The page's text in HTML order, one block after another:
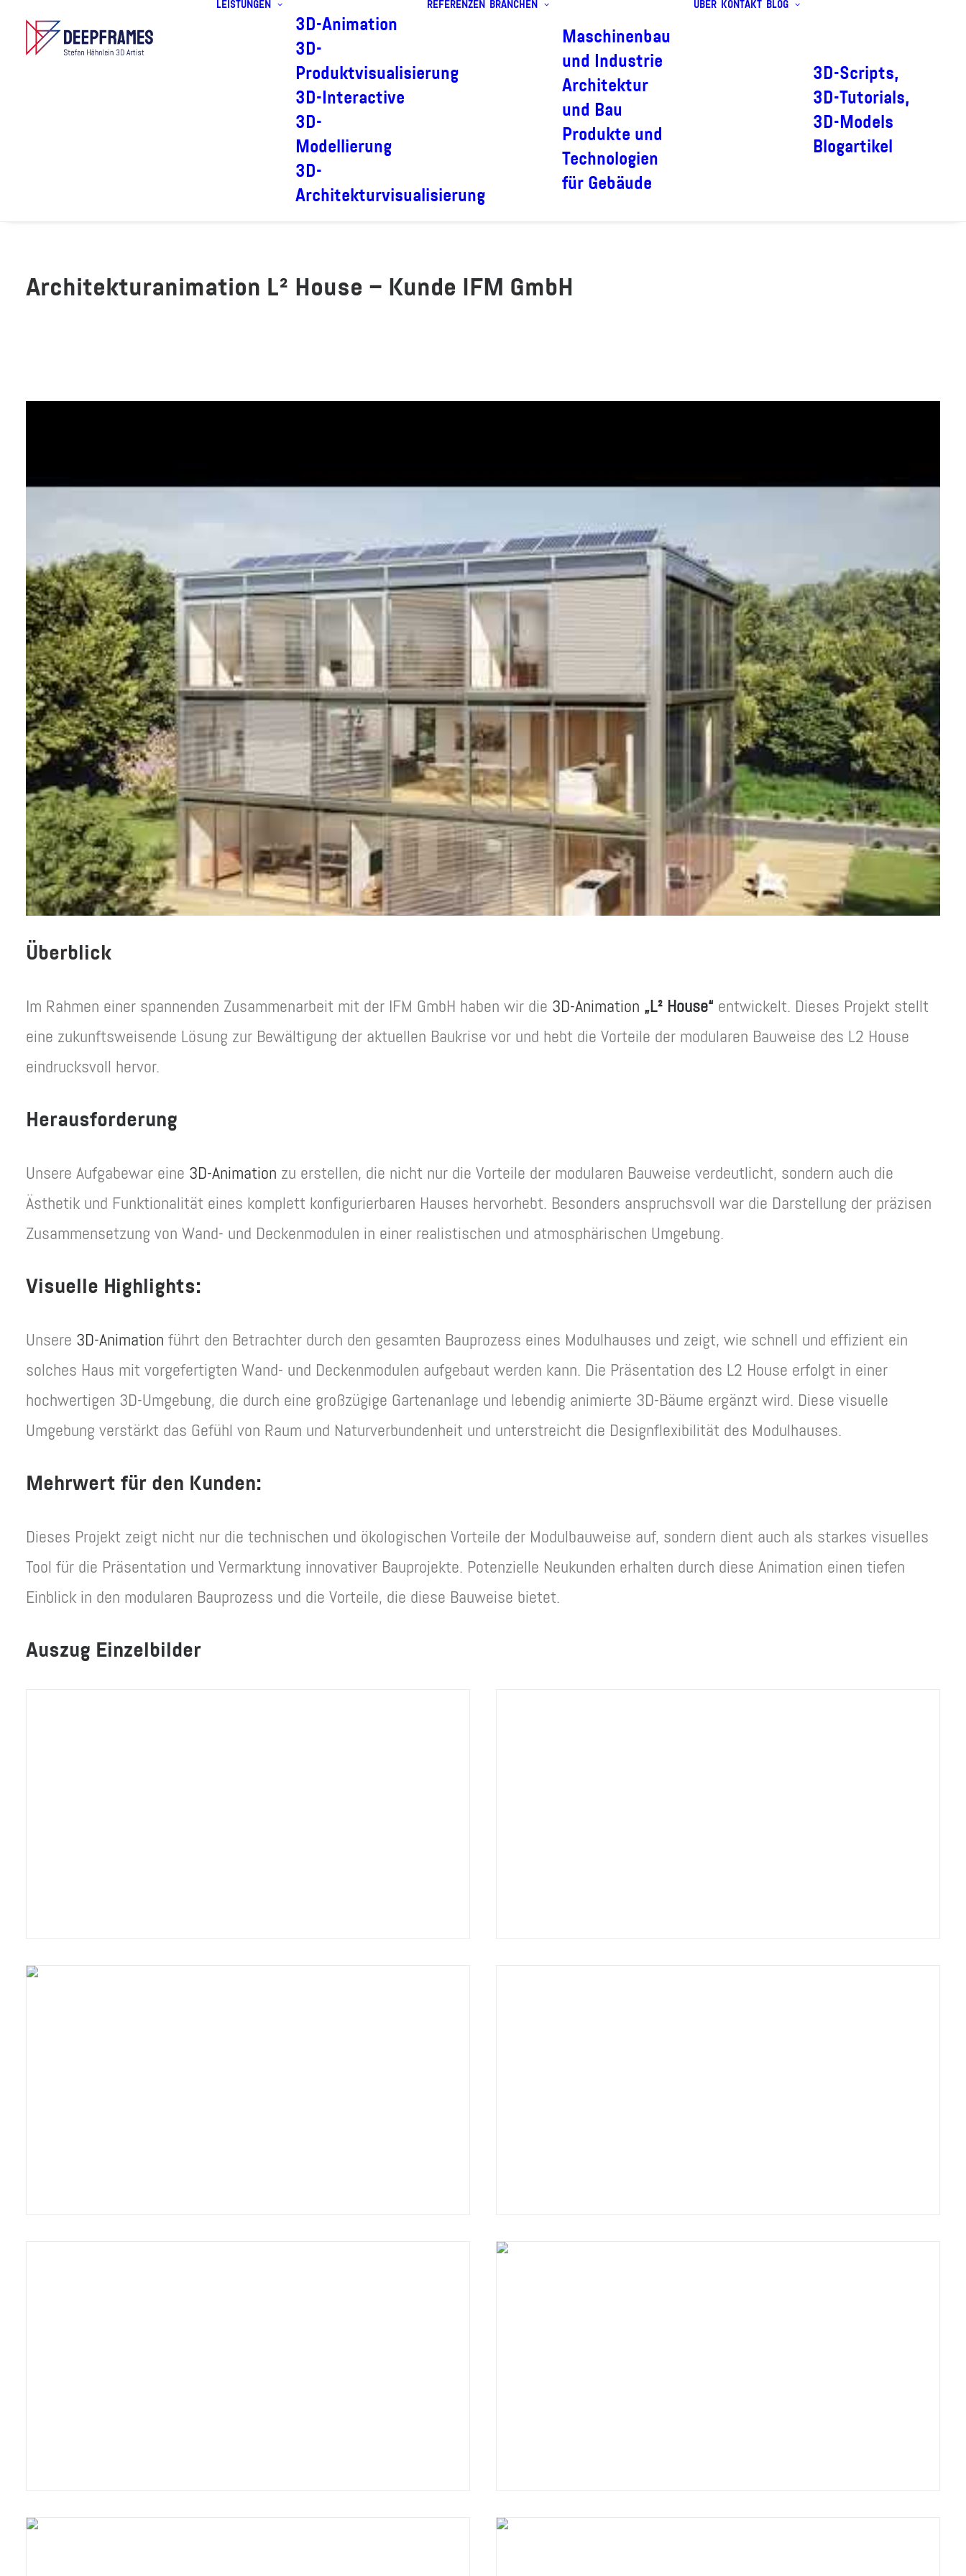
LEISTUNGEN
3D-Animation
3D-
Produktvisualisierung
3D-Interactive
3D-
Modellierung
3D-
Architekturvisualisierung
REFERENZEN BRANCHEN
Maschinenbau
und Industrie
Architektur
und Bau
Produkte und
Technologien
für Gebäude
ÜBER KONTAKT BLOG
3D-Scripts,
3D-Tutorials,
3D-Models
Blogartikel
Architekturanimation L² House – Kunde IFM GmbH
Überblick
Im Rahmen einer spannenden Zusammenarbeit mit der IFM GmbH haben wir die 3D-Animation „L² House“ entwickelt. Dieses Projekt stellt
eine zukunftsweisende Lösung zur Bewältigung der aktuellen Baukrise vor und hebt die Vorteile der modularen Bauweise des L2 House
eindrucksvoll hervor.
Herausforderung
Unsere Aufgabewar eine 3D-Animation zu erstellen, die nicht nur die Vorteile der modularen Bauweise verdeutlicht, sondern auch die
Ästhetik und Funktionalität eines komplett konfigurierbaren Hauses hervorhebt. Besonders anspruchsvoll war die Darstellung der präzisen
Zusammensetzung von Wand- und Deckenmodulen in einer realistischen und atmosphärischen Umgebung.
Visuelle Highlights:
Unsere 3D-Animation führt den Betrachter durch den gesamten Bauprozess eines Modulhauses und zeigt, wie schnell und effizient ein
solches Haus mit vorgefertigten Wand- und Deckenmodulen aufgebaut werden kann. Die Präsentation des L2 House erfolgt in einer
hochwertigen 3D-Umgebung, die durch eine großzügige Gartenanlage und lebendig animierte 3D-Bäume ergänzt wird. Diese visuelle
Umgebung verstärkt das Gefühl von Raum und Naturverbundenheit und unterstreicht die Designflexibilität des Modulhauses.
Mehrwert für den Kunden:
Dieses Projekt zeigt nicht nur die technischen und ökologischen Vorteile der Modulbauweise auf, sondern dient auch als starkes visuelles
Tool für die Präsentation und Vermarktung innovativer Bauprojekte. Potenzielle Neukunden erhalten durch diese Animation einen tiefen
Einblick in den modularen Bauprozess und die Vorteile, die diese Bauweise bietet.
Auszug Einzelbilder